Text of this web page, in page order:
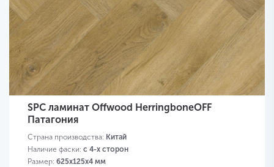
SPC ламинат Offwood HerringboneOFF
Патагония
Страна производства: Китай
Наличие фаски: с 4-х сторон
Размер: 625х125х4 мм